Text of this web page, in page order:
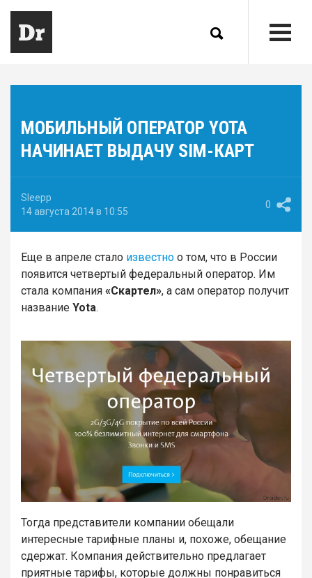
МОБИЛЬНЫЙ ОПЕРАТОР YOTA
НАЧИНАЕТ ВЫДАЧУ SIM-КАРТ
Sleepp
14 августа 2014 в 10:55
0
Еще в апреле стало известно о том, что в России
появится четвертый федеральный оператор. Им
стала компания «Скартел», а сам оператор получит
название Yota.
Тогда представители компании обещали
интересные тарифные планы и, похоже, обещание
сдержат. Компания действительно предлагает
приятные тарифы, которые должны понравиться